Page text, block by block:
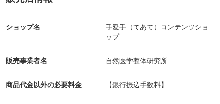
ショップ名
手愛手（てあて）コンテンツショ
ップ
販売事業者名 自然医学整体研究所
商品代金以外の必要料金 【銀行振込手数料】